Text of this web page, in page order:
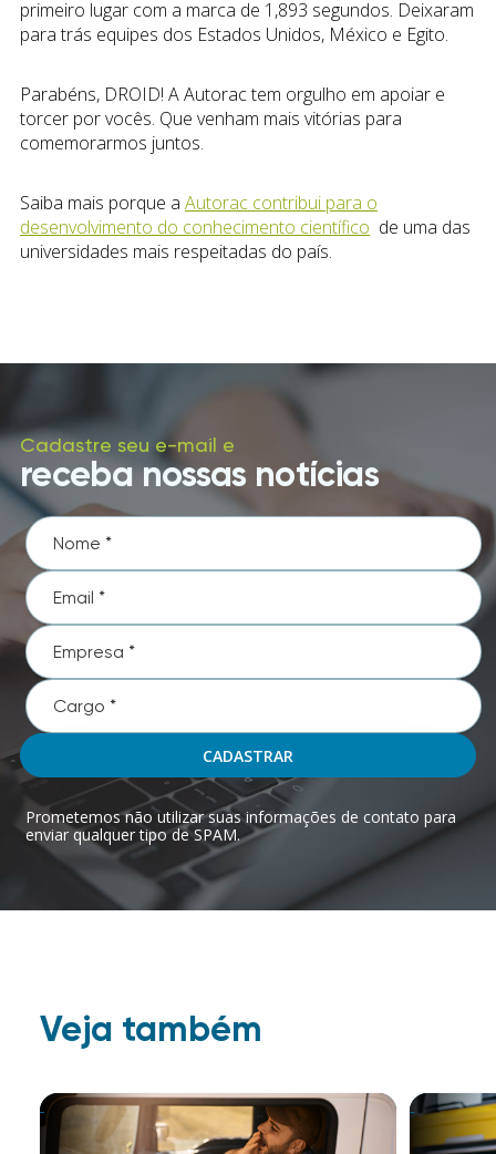
primeiro lugar com a marca de 1,893 segundos. Deixaram
para trás equipes dos Estados Unidos, México e Egito.
Parabéns, DROID! A Autorac tem orgulho em apoiar e
torcer por vocês. Que venham mais vitórias para
comemorarmos juntos.
Saiba mais porque a Autorac contribui para o
desenvolvimento do conhecimento científico de uma das
universidades mais respeitadas do país.
Cadastre seu e-mail e
receba nossas notícias
CADASTRAR
Prometemos não utilizar suas informações de contato para
enviar qualquer tipo de SPAM.
Veja também